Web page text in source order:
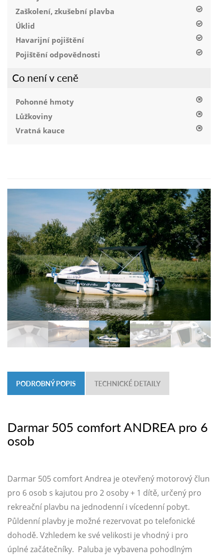
Zaškolení, zkušební plavba
Úklid
Havarijní pojištění
Pojištění odpovědnosti
Co není v ceně
Pohonné hmoty
Lůžkoviny
Vratná kauce
PODROBNÝ POPIS TECHNICKÉ DETAILY
Darmar 505 comfort ANDREA pro 6
osob
Darmar 505 comfort Andrea je otevřený motorový člun
pro 6 osob s kajutou pro 2 osoby + 1 dítě, určený pro
rekreační plavbu na jednodenní i vícedenní pobyt.
Půldenní plavby je možné rezervovat po telefonické
dohodě. Vzhledem ke své velikosti je vhodný i pro
úplné začátečníky. Paluba je vybavena pohodlným